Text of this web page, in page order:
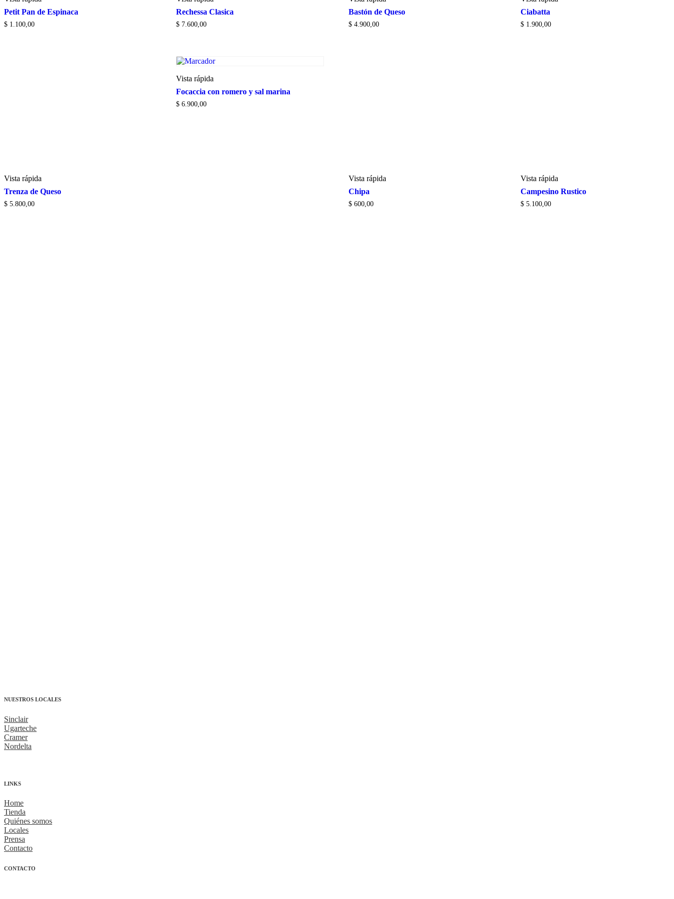
Petit Pan de Espinaca
$ 1.100,00
Rechessa Clasica
$ 7.600,00
Bastón de Queso
$4.900,00
Ciabatta
$1.900,00
Vista rápida
Trenza de Queso
$ 5.800,00
Vista rápida
Focaccia con romero y sal marina
$ 6.900,00
Vista rápida
Chipa
$600,00
Vista rápida
Campesino Rustico
$5.100,00
NUESTROS LOCALES
Sinclair
Ugarteche
Cramer
Nordelta
LINKS
Home
Tienda
Quiénes somos
Locales
Prensa
Contacto
CONTACTO